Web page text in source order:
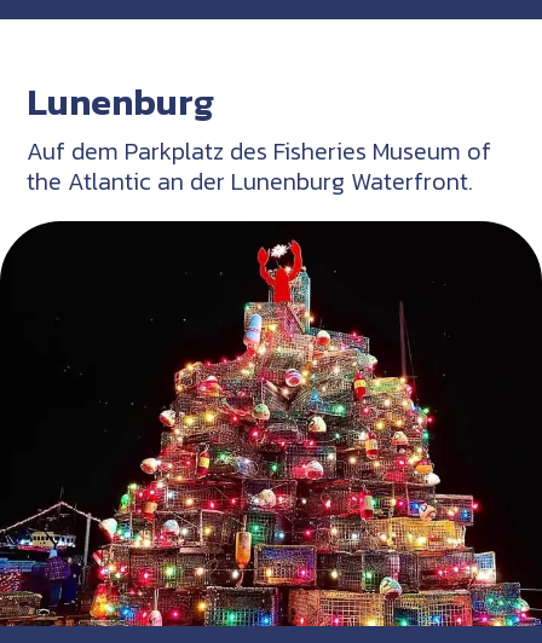
Lunenburg
Auf dem Parkplatz des Fisheries Museum of
the Atlantic an der Lunenburg Waterfront.